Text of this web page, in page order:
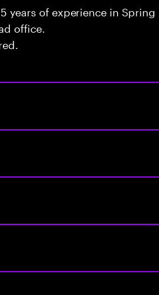
years of experience in Spring
office.